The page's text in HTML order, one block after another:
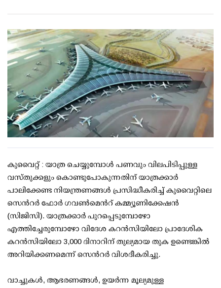
കുവൈറ്റ് : യാത്ര ചെയ്യുമ്പോൾ പണവും വിലപിടിപ്പുള്ള
വസ്തുക്കളും കൊണ്ടുപോകുന്നതിന് യാത്രക്കാർ
പാലിക്കേണ്ട നിയന്ത്രണങ്ങൾ പ്രസിദ്ധീകരിച്ച് കുവൈറ്റിലെ
സെന്‍റര്‍ ഫോർ ഗവൺമെന്‍റ് കമ്മ്യൂണിക്കേഷൻ
(സിജിസി). യാത്രക്കാർ പുറപ്പെടുമ്പോഴോ
എത്തിച്ചേരുമ്പോഴോ വിദേശ കറൻസിയിലോ പ്രാദേശിക
കറൻസിയിലോ 3,000 ദിനാറിന്‌ തുല്യമായ തുക ഉണ്ടെങ്കില്‍
അറിയിക്കണമെന്ന് സെന്‍റര്‍ വിശദീകരിച്ചു.
വാച്ചുകൾ, ആഭരണങ്ങൾ, ഉയർന്ന മൂല്യമുള്ള